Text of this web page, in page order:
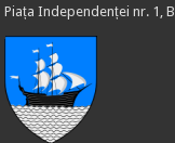
Piața Independenței nr. 1,